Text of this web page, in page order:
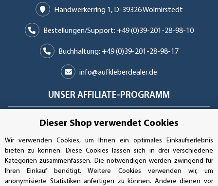
Handwerkerring 1, D-39326 Wolmirstedt
Bestellungen/Support: +49 (0)39-201-28-98-10
Buchhaltung: +49 (0)39-201-28-98-17
info@aufkleberdealer.de
UNSER AFFILIATE-PROGRAMM
UNSERE ZAHLUNGSARTEN*
SSL-Verschlüsselung
Dieser Shop verwendet Cookies
Wir verwenden Cookies, um Ihnen ein optimales Einkaufserlebnis
bieten zu können. Diese Cookies lassen sich in drei verschiedene
Kategorien zusammenfassen. Die notwendigen werden zwingend für
Ihren Einkauf benötigt. Weitere Cookies verwenden wir, um
anonymisierte Statistiken anfertigen zu können. Andere dienen vor